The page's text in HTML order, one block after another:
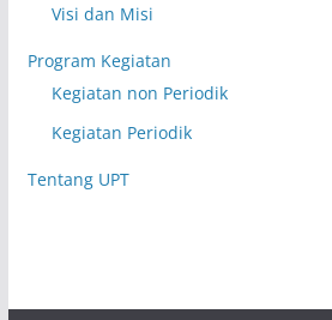
Visi dan Misi
Program Kegiatan
Kegiatan non Periodik
Kegiatan Periodik
Tentang UPT